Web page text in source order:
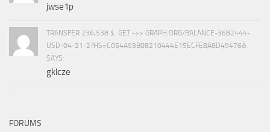
jwse1p
TRANSFER 236,538 $. GET ->> GRAPH.ORG/BALANCE-3682444-
USD-04-21-2?HS=C054A93B08210444E15ECFE8A8D49476&
SAYS:
gklcze
FORUMS